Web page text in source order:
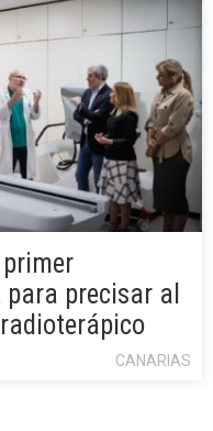
precisar al
CANARIAS